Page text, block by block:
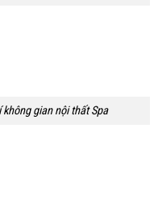
gian nội thất Spa